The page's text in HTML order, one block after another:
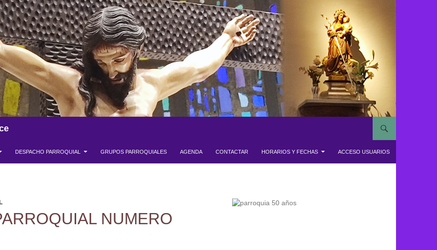
DESPACHO PARROQUIAL GRUPOS PARROQUIALES AGENDA CONTACTAR HORARIOS Y FECHAS ACCESO USUARIOS
NUMERO